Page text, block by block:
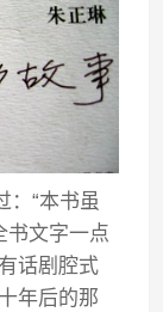
：“本书虽
书文字一点
话剧腔式
年后的那